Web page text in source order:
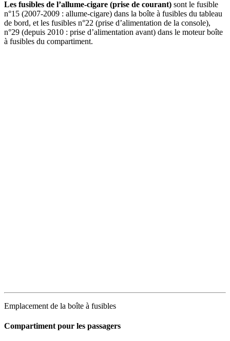
Les fusibles de l’allume-cigare (prise de courant) sont le fusible
n°15 (2007-2009 : allume-cigare) dans la boîte à fusibles du tableau
de bord, et les fusibles n°22 (prise d’alimentation de la console),
n°29 (depuis 2010 : prise d’alimentation avant) dans le moteur boîte
à fusibles du compartiment.
Emplacement de la boîte à fusibles
Compartiment pour les passagers